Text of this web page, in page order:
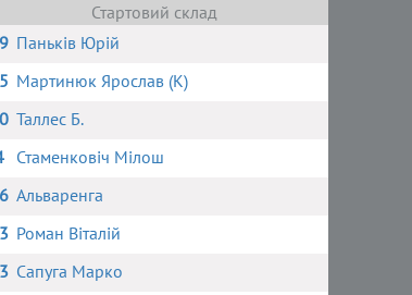
Стартовий склад
Паньків Юрій
Мартинюк Ярослав (К)
Таллес Б.
Стаменковіч Мілош
Альваренга
Роман Віталій
Сапуга Марко